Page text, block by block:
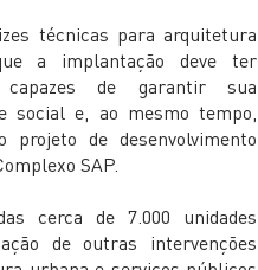
técnicas para arquitetura
a implantação deve ter
de garantir sua
social e, ao mesmo tempo,
de desenvolvimento
SAP.
cerca de 7.000 unidades
de outras intervenções